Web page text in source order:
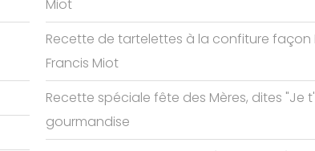
Miot
Recette de tartelettes à la confiture façon
Francis Miot
Recette spéciale fête des Mères, dites "Je
gourmandise